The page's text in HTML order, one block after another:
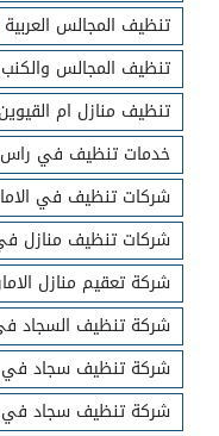
تنظيف المجالس العربية
تنظيف المجالس والكنب
تنظيف منازل ام القيوين
خدمات تنظيف في راس
شركات تنظيف في
شركات تنظيف منازل
شركة تعقيم منازل
شركة تنظيف السجاد
شركة تنظيف سجاد في
شركة تنظيف سجاد في